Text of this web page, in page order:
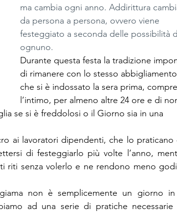
ma cambia ogni anno. Addirittura
da persona a persona, ovvero viene
festeggiato a seconda delle possibilità
ognuno.
Durante questa festa la tradizione
di rimanere con lo stesso abbigliamento
che si è indossato la sera prima,
l’intimo, per almeno altre 24 ore e di
se si è freddolosi o il Giorno sia in una
ai lavoratori dipendenti, che lo praticano
di festeggiarlo più volte l’anno,
riti senza volerlo e ne rendono meno
non è semplicemente un giorno
ad una serie di pratiche necessarie